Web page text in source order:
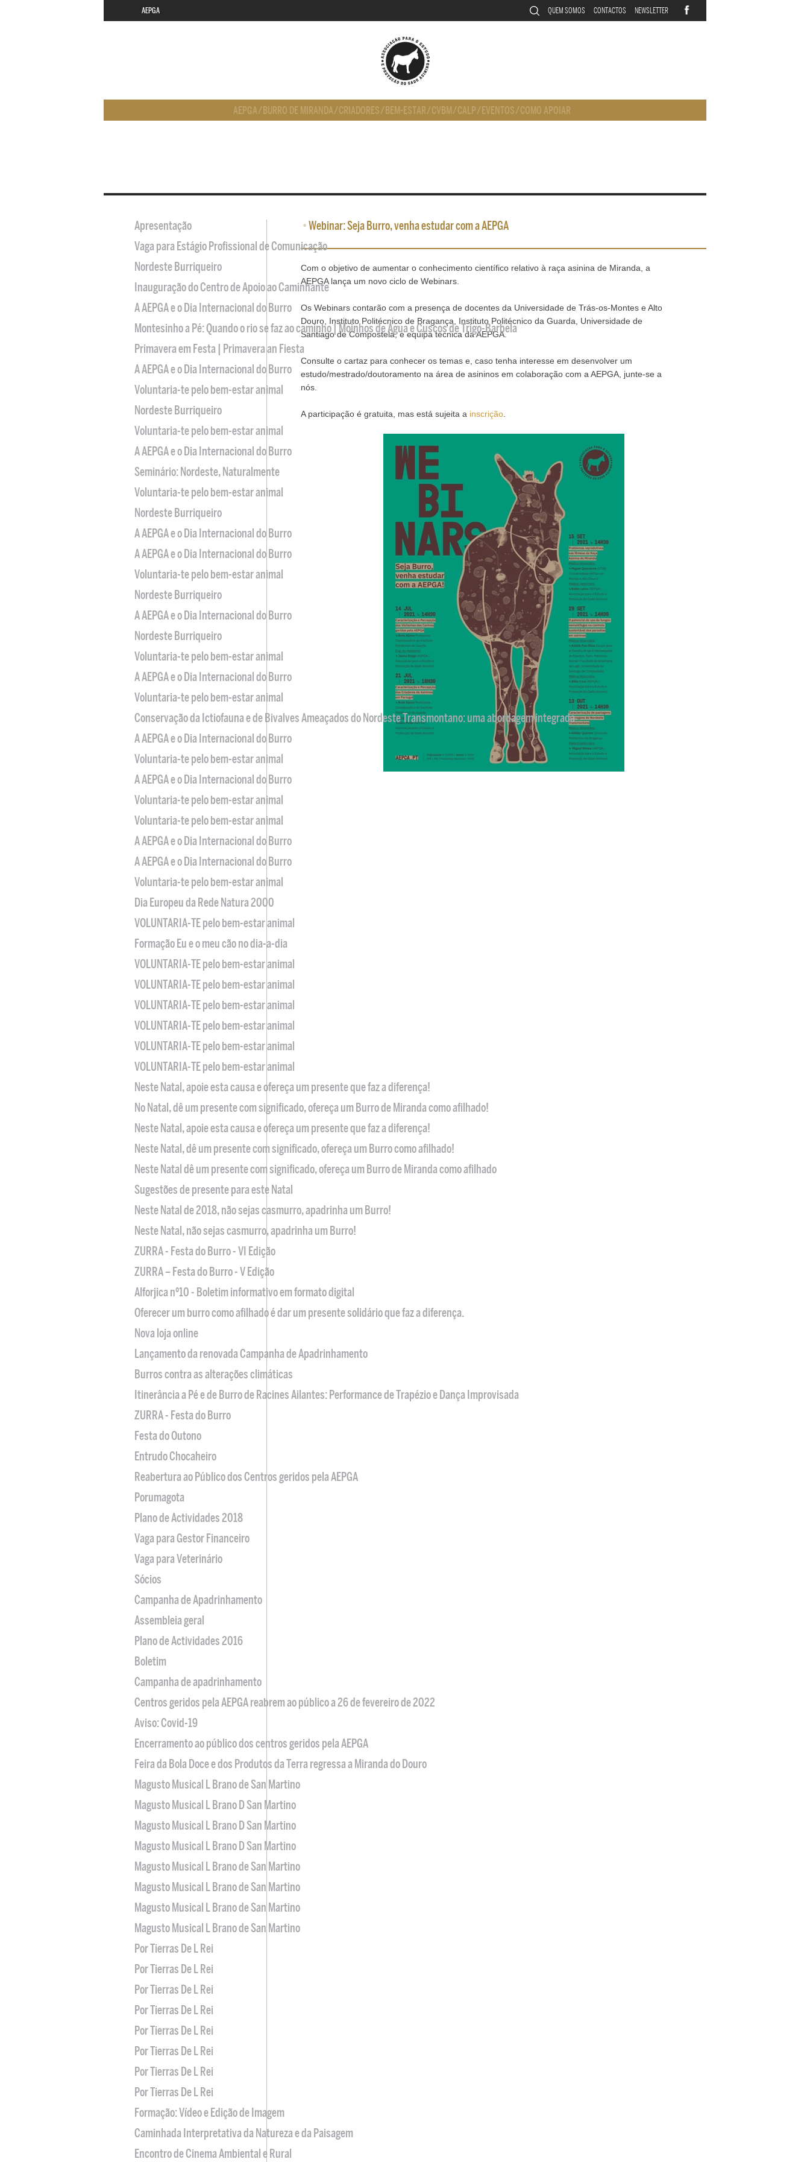
AEPGA QUEM SOMOS CONTACTOS NEWSLETTER
AEPGA/ BURRO DE MIRANDA/CRIADORES/ BEM-ESTAR/CVBM/CALP/ EVENTOS/COMO APOIAR
•Webinar: Seja Burro, venha estudar com a AEPGA
Com o objetivo de aumentar o conhecimento científico relativo à raça asinina de Miranda, a
AEPGA lança um novo ciclo de Webinars.
Os Webinars contarão com a presença de docentes da Universidade de Trás-os-Montes e Alto
Douro, Instituto Politécnico de Bragança, Instituto Politécnico da Guarda, Universidade de
Santiago de Compostela, e equipa técnica da AEPGA.
Consulte o cartaz para conhecer os temas e, caso tenha interesse em desenvolver um
estudo/mestrado/doutoramento na área de asininos em colaboração com a AEPGA, junte-se a
nós.
A participação é gratuita, mas está sujeita a inscrição
Apresentação
Vaga para Estágio Profissional de Comunicação
Nordeste Burriqueiro
Inauguração do Centro de Apoio ao Caminhante
A AEPGA e o Dia Internacional do Burro
Montesinho a Pé: Quando o rio se faz ao caminho | Moinhos de Água e Cuscos de Trigo-Barbela
Primavera em Festa | Primavera an Fiesta
A AEPGA e o Dia Internacional do Burro
Voluntaria-te pelo bem-estar animal
Nordeste Burriqueiro
Voluntaria-te pelo bem-estar animal
A AEPGA e o Dia Internacional do Burro
Seminário: Nordeste, Naturalmente
Voluntaria-te pelo bem-estar animal
Nordeste Burriqueiro
A AEPGA e o Dia Internacional do Burro
A AEPGA e o Dia Internacional do Burro
Voluntaria-te pelo bem-estar animal
Nordeste Burriqueiro
A AEPGA e o Dia Internacional do Burro
Nordeste Burriqueiro
Voluntaria-te pelo bem-estar animal
A AEPGA e o Dia Internacional do Burro
Voluntaria-te pelo bem-estar animal
Conservação da Ictiofauna e de Bivalves Ameaçados do Nordeste Transmontano: uma abordagem integrada
A AEPGA e o Dia Internacional do Burro
Voluntaria-te pelo bem-estar animal
A AEPGA e o Dia Internacional do Burro
Voluntaria-te pelo bem-estar animal
Voluntaria-te pelo bem-estar animal
A AEPGA e o Dia Internacional do Burro
A AEPGA e o Dia Internacional do Burro
Voluntaria-te pelo bem-estar animal
Dia Europeu da Rede Natura 2000
VOLUNTARIA-TE pelo bem-estar animal
Formação Eu e o meu cão no dia-a-dia
VOLUNTARIA-TE pelo bem-estar animal
VOLUNTARIA-TE pelo bem-estar animal
VOLUNTARIA-TE pelo bem-estar animal
VOLUNTARIA-TE pelo bem-estar animal
VOLUNTARIA-TE pelo bem-estar animal
VOLUNTARIA-TE pelo bem-estar animal
Neste Natal, apoie esta causa e ofereça um presente que faz a diferença!
No Natal, dê um presente com significado, ofereça um Burro de Miranda como afilhado!
Neste Natal, apoie esta causa e ofereça um presente que faz a diferença!
Neste Natal, dê um presente com significado, ofereça um Burro como afilhado!
Neste Natal dê um presente com significado, ofereça um Burro de Miranda como afilhado
Sugestões de presente para este Natal
Neste Natal de 2018, não sejas casmurro, apadrinha um Burro!
Neste Natal, não sejas casmurro, apadrinha um Burro!
ZURRA - Festa do Burro - VI Edição
ZURRA – Festa do Burro - V Edição
Alforjica nº10 - Boletim informativo em formato digital
Oferecer um burro como afilhado é dar um presente solidário que faz a diferença.
Nova loja online
Lançamento da renovada Campanha de Apadrinhamento
Burros contra as alterações climáticas
Itinerância a Pé e de Burro de Racines Ailantes: Performance de Trapézio e Dança Improvisada
ZURRA - Festa do Burro
Festa do Outono
Entrudo Chocaheiro
Reabertura ao Público dos Centros geridos pela AEPGA
Porumagota
Plano de Actividades 2018
Vaga para Gestor Financeiro
Vaga para Veterinário
Sócios
Campanha de Apadrinhamento
Assembleia geral
Plano de Actividades 2016
Boletim
Campanha de apadrinhamento
Centros geridos pela AEPGA reabrem ao público a 26 de fevereiro de 2022
Aviso: Covid-19
Encerramento ao público dos centros geridos pela AEPGA
Feira da Bola Doce e dos Produtos da Terra regressa a Miranda do Douro
Magusto Musical L Brano de San Martino
Magusto Musical L Brano D San Martino
Magusto Musical L Brano D San Martino
Magusto Musical L Brano D San Martino
Magusto Musical L Brano de San Martino
Magusto Musical L Brano de San Martino
Magusto Musical L Brano de San Martino
Magusto Musical L Brano de San Martino
Por Tierras De L Rei
Por Tierras De L Rei
Por Tierras De L Rei
Por Tierras De L Rei
Por Tierras De L Rei
Por Tierras De L Rei
Por Tierras De L Rei
Por Tierras De L Rei
Formação: Vídeo e Edição de Imagem
Caminhada Interpretativa da Natureza e da Paisagem
Encontro de Cinema Ambiental e Rural